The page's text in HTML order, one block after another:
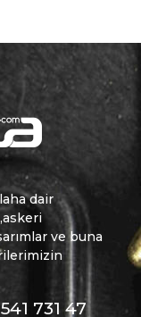
dair
ve buna
731 47